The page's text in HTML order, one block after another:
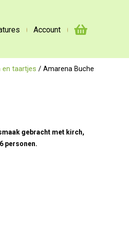
Account
en taartjes / Amarena Buche
gebracht met kirch,
personen.